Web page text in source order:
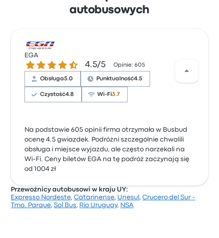
autobusowych
EGA
4.5 gwiazdek w skali do 5
4.5/5 Opinie: 605
Obsługa5.0 Punktualność4.5
Czystość4.8 Wi-Fi3.7
Na podstawie 605 opinii firma otrzymała w Busbud
ocenę 4.5 gwiazdek. Podróżni szczególnie chwalili
obsługa i miejsce wyjazdu, ale często narzekali na
Wi-Fi. Ceny biletów EGA na tę podróż zaczynają się
od 1004 zł
Przewoźnicy autobusowi w kraju UY:
Expresso Nordeste,Catarinense, Unesul ,Crucero del Sur -
Tmo. Parque,Sol Bus, Rio Uruguay, NSA